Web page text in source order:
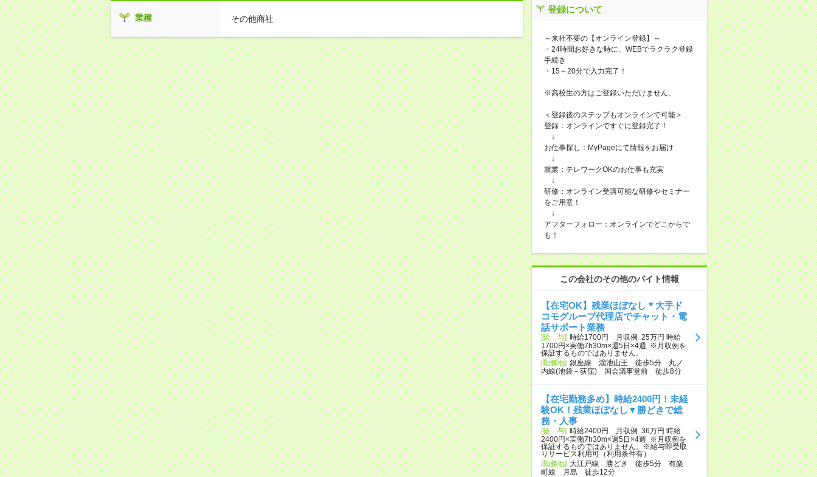
業種 その他商社
登録について
～来社不要の【オンライン登録】～
・24時間お好きな時に、WEBでラクラク登録
手続き
・15～20分で入力完了！
※高校生の方はご登録いただけません。
＜登録後のステップもオンラインで可能＞
登録：オンラインですぐに登録完了！
↓
お仕事探し：MyPageにて情報をお届け
↓
就業：テレワークOKのお仕事も充実
↓
研修：オンライン受講可能な研修やセミナー
をご用意！
↓
アフターフォロー：オンラインでどこからで
も！
この会社のその他のバイト情報
【在宅OK】残業ほぼなし＊大手ド
コモグループ代理店でチャット・電
話サポート業務
[給 与] 時給1700円 月収例 25万円 時給
1700円×実働7h30m×週5日×4週 ※月収例を
保証するものではありません。
[勤務地] 銀座線 溜池山王 徒歩5分 丸ノ
内線(池袋－荻窪) 国会議事堂前 徒歩8分
【在宅勤務多め】時給2400円！未経
験OK！残業ほぼなし▼勝どきで総
務・人事
[給 与] 時給2400円 月収例 36万円 時給
2400円×実働7h30m×週5日×4週 ※月収例を
保証するものではありません。※給与即受取
りサービス利用可（利用条件有）
[勤務地] 大江戸線 勝どき 徒歩5分 有楽
町線 月島 徒歩12分